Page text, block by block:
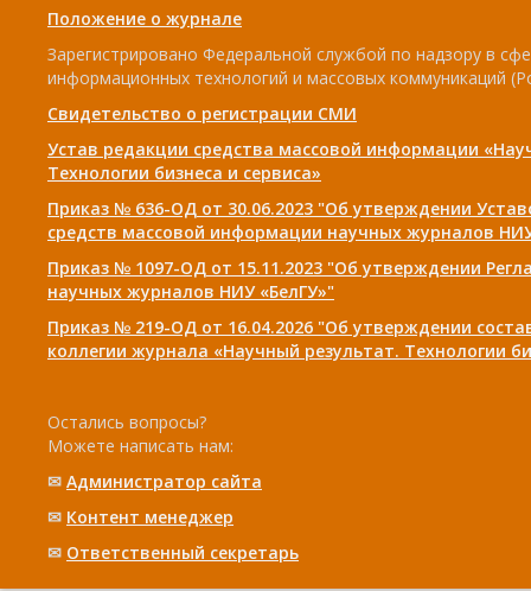
Положение о журнале
Зарегистрировано Федеральной службой по надзору в
информационных технологий и массовых коммуникаций
Свидетельство о регистрации СМИ
Устав редакции средства массовой информации
Технологии бизнеса и сервиса»
Приказ № 636-ОД от 30.06.2023 "Об утверждении
средств массовой информации научных журналов
Приказ № 1097-ОД от 15.11.2023 "Об утверждении
научных журналов НИУ «БелГУ»"
Приказ № 219-ОД от 16.04.2026 "Об утверждении
коллегии журнала «Научный результат. Технологии
Остались вопросы?
Можете написать нам:
✉ Администратор сайта
✉ Контент менеджер
✉ Ответственный cекретарь